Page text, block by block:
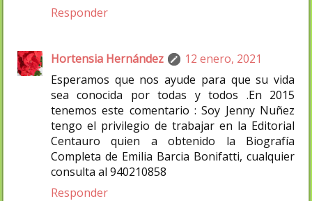
Responder
Hortensia Hernández
12 enero, 2021
Esperamos que nos ayude para que su vida
sea conocida por todas y todos .En 2015
tenemos este comentario : Soy Jenny Nuñez
tengo el privilegio de trabajar en la Editorial
Centauro quien a obtenido la Biografía
Completa de Emilia Barcia Bonifatti, cualquier
consulta al 940210858
Responder